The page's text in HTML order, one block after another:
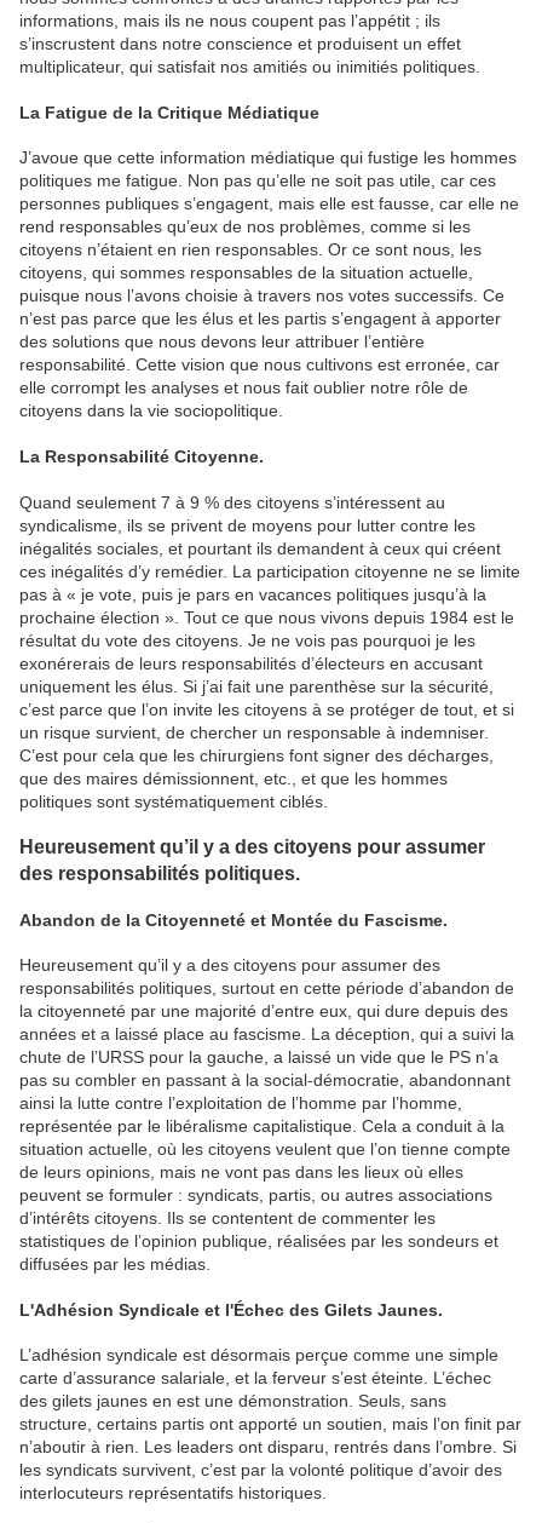
informations, mais ils ne nous coupent pas l’appétit ; ils
s’inscrustent dans notre conscience et produisent un effet
multiplicateur, qui satisfait nos amitiés ou inimitiés politiques.
La Fatigue de la Critique Médiatique
J’avoue que cette information médiatique qui fustige les hommes
politiques me fatigue. Non pas qu’elle ne soit pas utile, car ces
personnes publiques s’engagent, mais elle est fausse, car elle ne
rend responsables qu’eux de nos problèmes, comme si les
citoyens n’étaient en rien responsables. Or ce sont nous, les
citoyens, qui sommes responsables de la situation actuelle,
puisque nous l’avons choisie à travers nos votes successifs. Ce
n’est pas parce que les élus et les partis s’engagent à apporter
des solutions que nous devons leur attribuer l’entière
responsabilité. Cette vision que nous cultivons est erronée, car
elle corrompt les analyses et nous fait oublier notre rôle de
citoyens dans la vie sociopolitique.
La Responsabilité Citoyenne.
Quand seulement 7 à 9 % des citoyens s’intéressent au
syndicalisme, ils se privent de moyens pour lutter contre les
inégalités sociales, et pourtant ils demandent à ceux qui créent
ces inégalités d’y remédier. La participation citoyenne ne se limite
pas à « je vote, puis je pars en vacances politiques jusqu’à la
prochaine élection ». Tout ce que nous vivons depuis 1984 est le
résultat du vote des citoyens. Je ne vois pas pourquoi je les
exonérerais de leurs responsabilités d’électeurs en accusant
uniquement les élus. Si j’ai fait une parenthèse sur la sécurité,
c’est parce que l’on invite les citoyens à se protéger de tout, et si
un risque survient, de chercher un responsable à indemniser.
C’est pour cela que les chirurgiens font signer des décharges,
que des maires démissionnent, etc., et que les hommes
politiques sont systématiquement ciblés.
Heureusement qu’il y a des citoyens pour assumer
des responsabilités politiques.
Abandon de la Citoyenneté et Montée du Fascisme.
Heureusement qu’il y a des citoyens pour assumer des
responsabilités politiques, surtout en cette période d’abandon de
la citoyenneté par une majorité d’entre eux, qui dure depuis des
années et a laissé place au fascisme. La déception, qui a suivi la
chute de l’URSS pour la gauche, a laissé un vide que le PS n’a
pas su combler en passant à la social-démocratie, abandonnant
ainsi la lutte contre l’exploitation de l’homme par l’homme,
représentée par le libéralisme capitalistique. Cela a conduit à la
situation actuelle, où les citoyens veulent que l’on tienne compte
de leurs opinions, mais ne vont pas dans les lieux où elles
peuvent se formuler : syndicats, partis, ou autres associations
d’intérêts citoyens. Ils se contentent de commenter les
statistiques de l’opinion publique, réalisées par les sondeurs et
diffusées par les médias.
L'Adhésion Syndicale et l'Échec des Gilets Jaunes.
L’adhésion syndicale est désormais perçue comme une simple
carte d’assurance salariale, et la ferveur s’est éteinte. L’échec
des gilets jaunes en est une démonstration. Seuls, sans
structure, certains partis ont apporté un soutien, mais l’on finit par
n’aboutir à rien. Les leaders ont disparu, rentrés dans l’ombre. Si
les syndicats survivent, c’est par la volonté politique d’avoir des
interlocuteurs représentatifs historiques.